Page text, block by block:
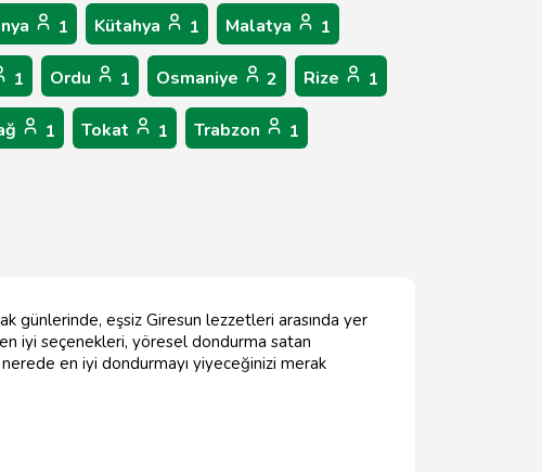
1 Kütahya 1 Malatya 1
1 Ordu 1 Osmaniye 2 Rize 1
1 Tokat 1 Trabzon 1
günlerinde, eşsiz Giresun lezzetleri arasında yer
iyi seçenekleri, yöresel dondurma satan
en iyi dondurmayı yiyeceğinizi merak